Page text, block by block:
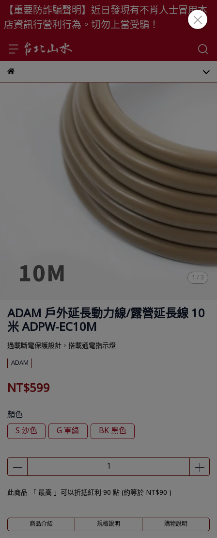
【重要防詐騙聲明】近日發現有不肖人士冒用本
店資訊行營利行為。切勿上當受騙！
1 /3
ADAM 戶外延長動力線/露營延長線 10
米 ADPW-EC10M
過載斷電保護設計，搭載通電指示燈
ADAM
NT$599
顏色
S 沙色
G 軍綠 BK 黑色
此商品 「 最高 」可以折抵紅利 90 點 (約等於 NT$90 )
商品介紹 規格說明 購物說明